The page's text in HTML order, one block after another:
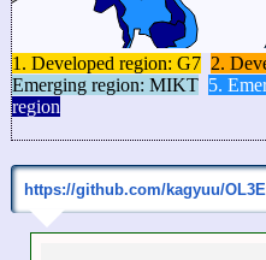
https://github.com/kagyuu/